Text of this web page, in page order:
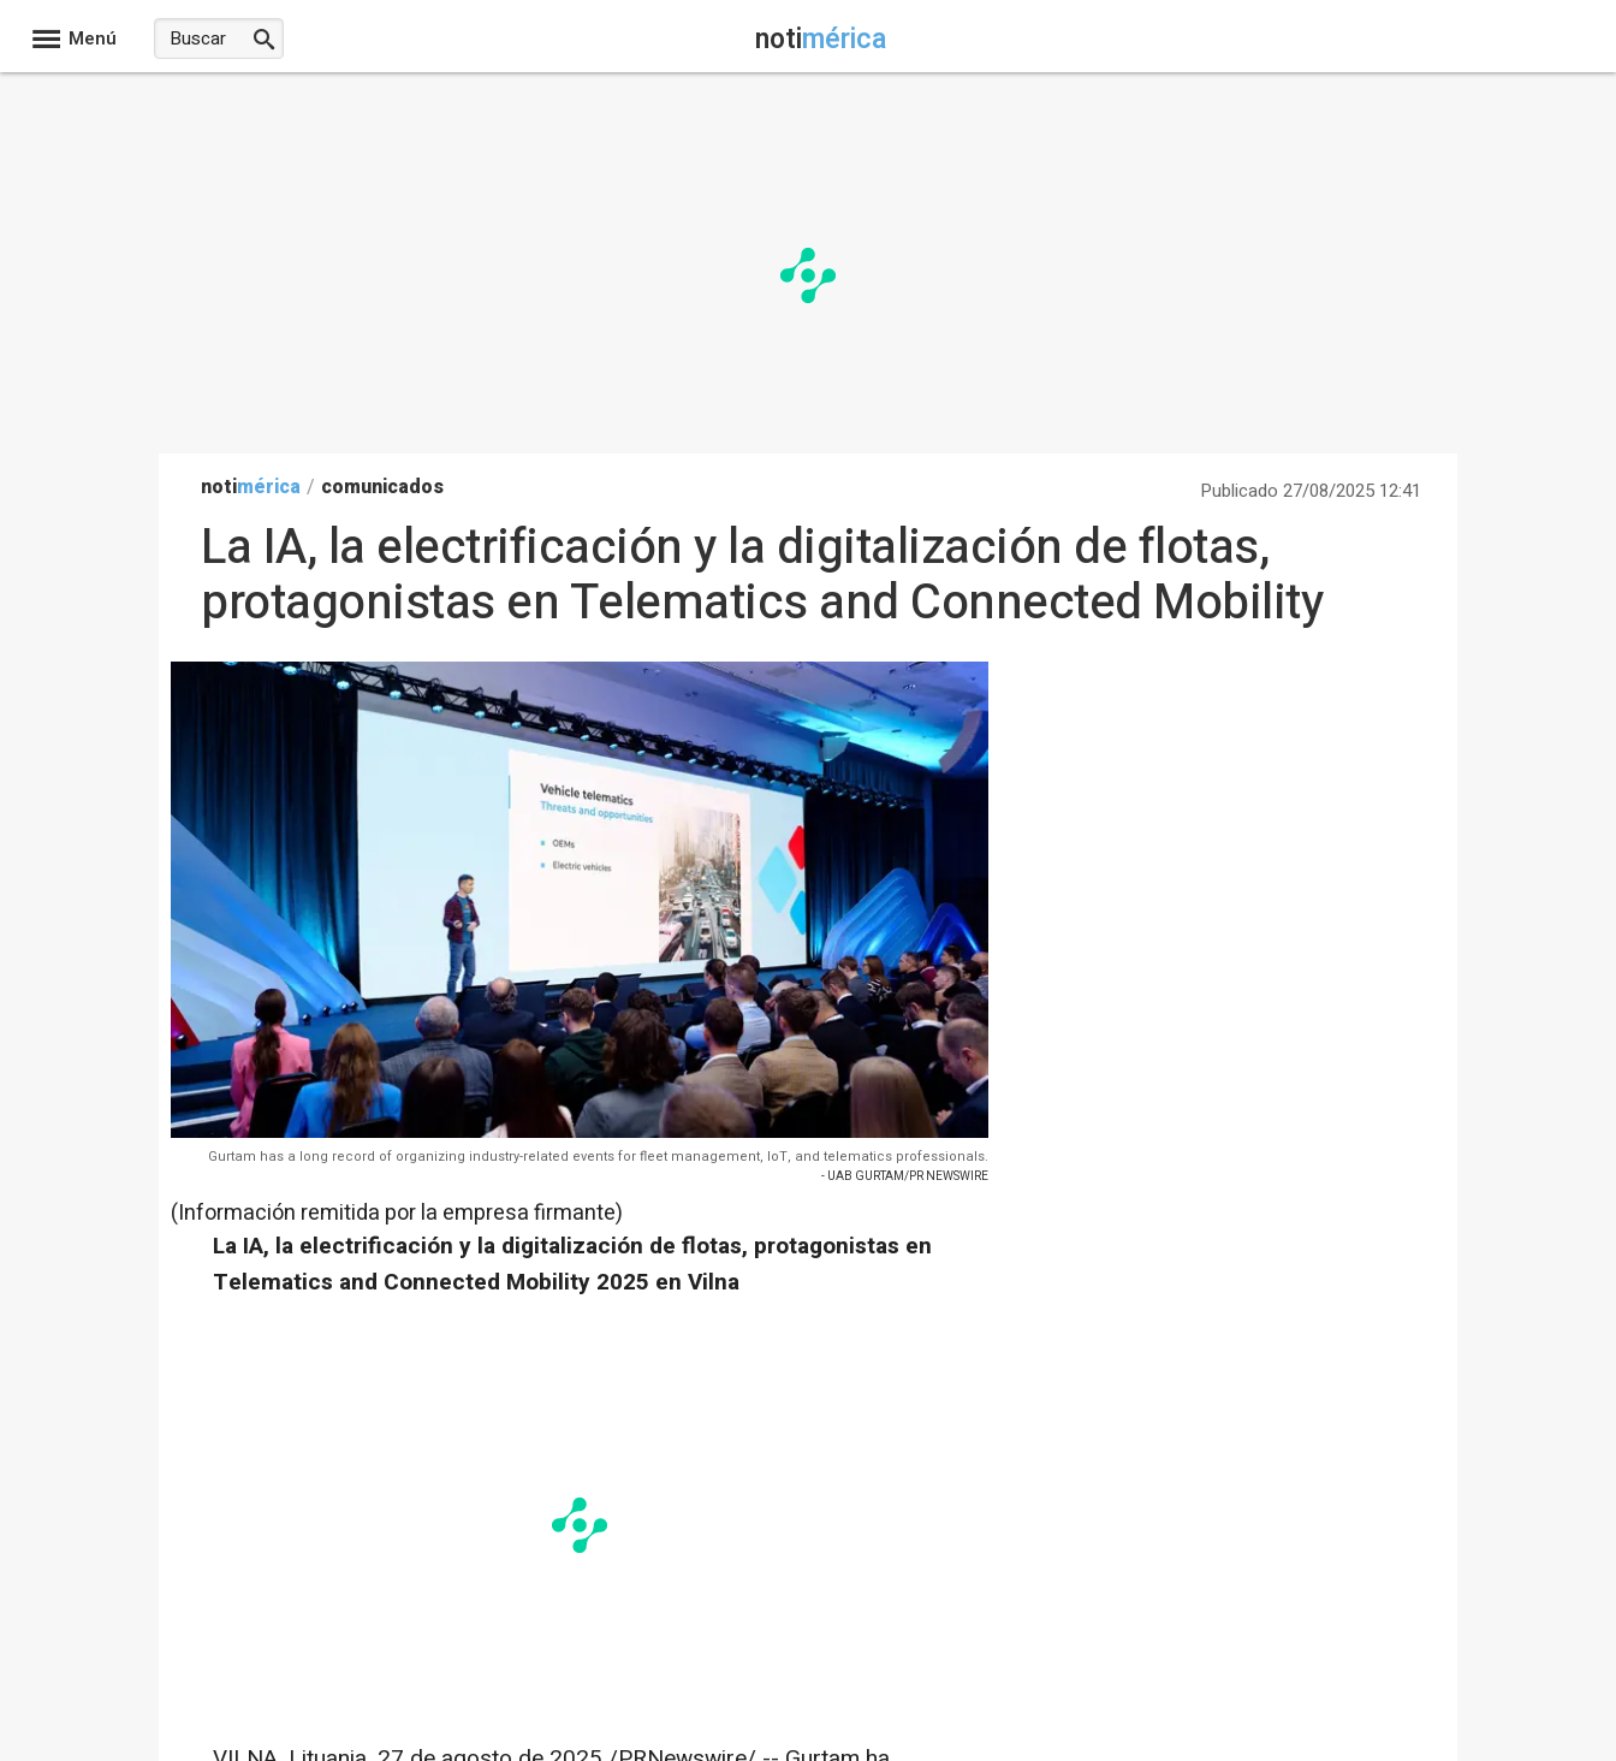
Menú notimérica
notimérica / comunicados Publicado 27/08/2025 12:41
La IA, la electrificación y la digitalización de flotas,
protagonistas en Telematics and Connected Mobility
Gurtam has a long record of organizing industry-related events for fleet management, IoT, and telematics professionals.
- UAB GURTAM/PR NEWSWIRE
(Información remitida por la empresa firmante)
La IA, la electrificación y la digitalización de flotas, protagonistas en
Telematics and Connected Mobility 2025 en Vilna